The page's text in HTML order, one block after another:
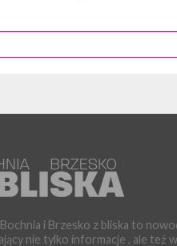
i Brzesko z bliska to
nie tylko informacje , ale też